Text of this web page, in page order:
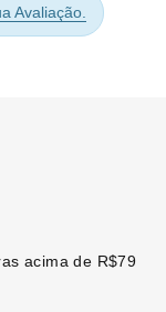
Avaliação.
acima de R$79